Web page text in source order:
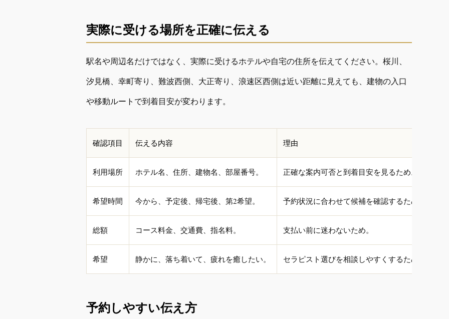
実際に受ける場所を正確に伝える
駅名や周辺名だけではなく、実際に受けるホテルや自宅の住所を伝えてください。桜川、
汐見橋、幸町寄り、難波西側、大正寄り、浪速区西側は近い距離に見えても、建物の入口
や移動ルートで到着目安が変わります。
確認項目 伝える内容 理由
利用場所 ホテル名、住所、建物名、部屋番号。 正確な案内可否と到着目安を見るため。
希望時間 今から、予定後、帰宅後、第2希望。 予約状況に合わせて候補を確認するため。
総額 コース料金、交通費、指名料。 支払い前に迷わないため。
希望 静かに、落ち着いて、疲れを癒したい。 セラピスト選びを相談しやすくするため。
予約しやすい伝え方